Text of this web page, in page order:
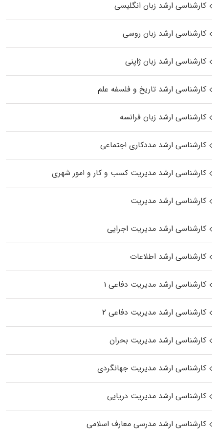
کارشناسی ارشد زبان انگلیسی
کارشناسی ارشد زبان روسی
کارشناسی ارشد زبان ژاپنی
کارشناسی ارشد تاریخ و فلسفه علم
کارشناسی ارشد زبان فرانسه
کارشناسی ارشد مددکاری اجتماعی
کارشناسی ارشد مدیریت کسب و کار و امور شهری
کارشناسی ارشد مدیریت
کارشناسی ارشد مدیریت اجرایی
کارشناسی ارشد اطلاعات
کارشناسی ارشد مدیریت دفاعی ۱
کارشناسی ارشد مدیریت دفاعی ۲
کارشناسی ارشد مدیریت بحران
کارشناسی ارشد مدیریت جهانگردی
کارشناسی ارشد مدیریت دریایی
کارشناسی ارشد مدرسی معارف اسلامی